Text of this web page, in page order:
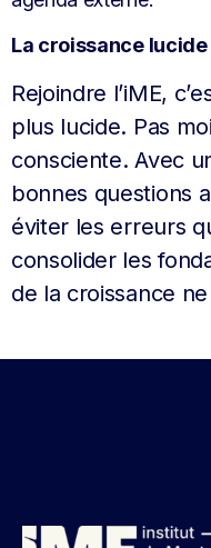
La croissance
Rejoindre l’iME,
plus lucide. Pas
consciente. Avec
bonnes questions
éviter les erreurs
consolider les
de la croissance